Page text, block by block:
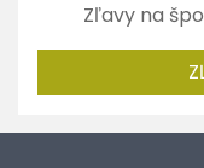
Zľavy na